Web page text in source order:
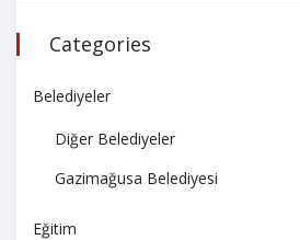
Categories
Belediyeler
Diğer Belediyeler
Gazimağusa Belediyesi
Eğitim